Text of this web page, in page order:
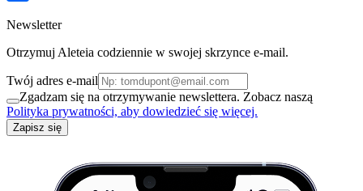
Newsletter
Otrzymuj Aleteia codziennie w swojej skrzynce e-mail.
Twój adres e-mail
Zgadzam się na otrzymywanie newslettera. Zobacz naszą
Polityka prywatności, aby dowiedzieć się więcej.
Zapisz się